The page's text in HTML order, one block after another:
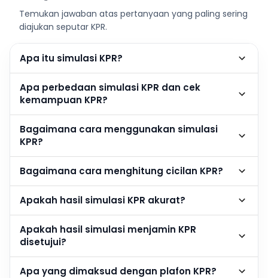
Temukan jawaban atas pertanyaan yang paling sering
diajukan seputar KPR.
Apa itu simulasi KPR?
Apa perbedaan simulasi KPR dan cek
kemampuan KPR?
Bagaimana cara menggunakan simulasi
KPR?
Bagaimana cara menghitung cicilan KPR?
Apakah hasil simulasi KPR akurat?
Apakah hasil simulasi menjamin KPR
disetujui?
Apa yang dimaksud dengan plafon KPR?